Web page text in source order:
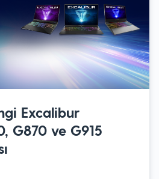
Excalibur
G870 ve G915